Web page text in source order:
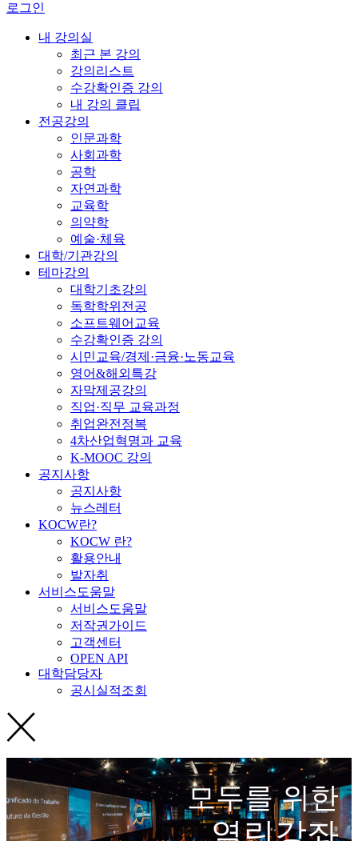
로그인
내 강의실
최근 본 강의
강의리스트
수강확인증 강의
내 강의 클립
전공강의
인문과학
사회과학
공학
자연과학
교육학
의약학
예술·체육
대학/기관강의
테마강의
대학기초강의
독학학위전공
소프트웨어교육
수강확인증 강의
시민교육/경제·금융·노동교육
영어&해외특강
자막제공강의
직업·직무 교육과정
취업완전정복
4차산업혁명과 교육
K-MOOC 강의
공지사항
공지사항
뉴스레터
KOCW란?
KOCW 란?
활용안내
발자취
서비스도움말
서비스도움말
저작권가이드
고객센터
OPEN API
대학담당자
공시실적조회
모두를 위한